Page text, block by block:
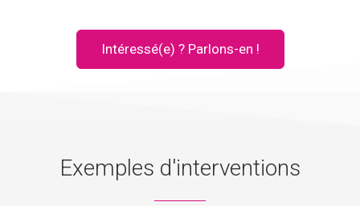
Intéressé(e) ? Parlons-en !
Exemples d'interventions